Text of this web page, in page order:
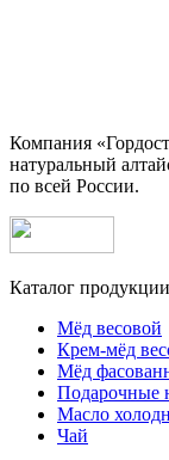
Компания
натуральный
по всей России.
Каталог продукции
Мёд весовой
Крем-мёд
Мёд
Подарочные
Масло
Чай